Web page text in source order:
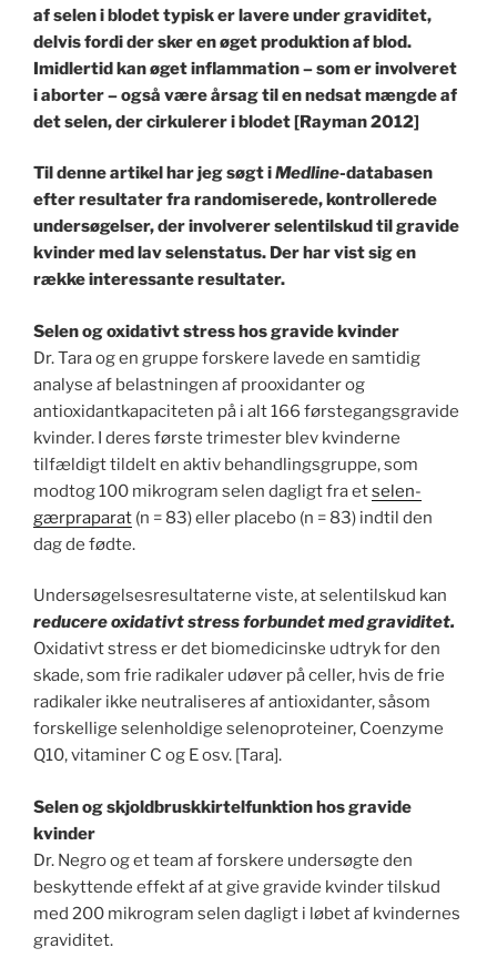
af selen i blodet typisk er lavere under graviditet,
delvis fordi der sker en øget produktion af blod.
Imidlertid kan øget inflammation – som er involveret
i aborter – også være årsag til en nedsat mængde af
det selen, der cirkulerer i blodet [Rayman 2012]
Til denne artikel har jeg søgt iMedline-databasen
efter resultater fra randomiserede, kontrollerede
undersøgelser, der involverer selentilskud til gravide
kvinder med lav selenstatus. Der har vist sig en
række interessante resultater.
Selen og oxidativt stress hos gravide kvinder
Dr. Tara og en gruppe forskere lavede en samtidig
analyse af belastningen af prooxidanter og
antioxidantkapaciteten på i alt 166 førstegangsgravide
kvinder. I deres første trimester blev kvinderne
tilfældigt tildelt en aktiv behandlingsgruppe, som
modtog 100 mikrogram selen dagligt fra etselen-
gærpraparat (n = 83) eller placebo (n = 83) indtil den
dag de fødte.
Undersøgelsesresultaterne viste, at selentilskud kan
reducere oxidativt stress forbundet med graviditet.
Oxidativt stress er det biomedicinske udtryk for den
skade, som frie radikaler udøver på celler, hvis de frie
radikaler ikke neutraliseres af antioxidanter, såsom
forskellige selenholdige selenoproteiner, Coenzyme
Q10, vitaminer C og E osv. [Tara].
Selen og skjoldbruskkirtelfunktion hos gravide
kvinder
Dr. Negro og et team af forskere undersøgte den
beskyttende effekt af at give gravide kvinder tilskud
med 200 mikrogram selen dagligt i løbet af kvindernes
graviditet.